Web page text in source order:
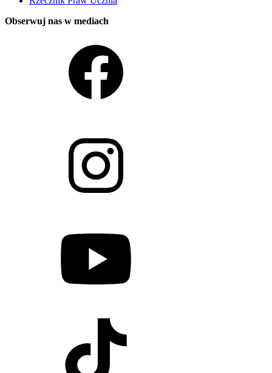
Obserwuj nas w mediach